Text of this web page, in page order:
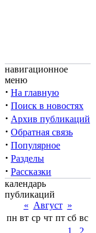
навигационное
меню
· На главную
· Поиск в новостях
· Архив публикаций
· Обратная связь
· Популярное
· Разделы
· Рассказки
календарь
публикаций
« Август »
пн вт ср чт пт сб вс
1
2